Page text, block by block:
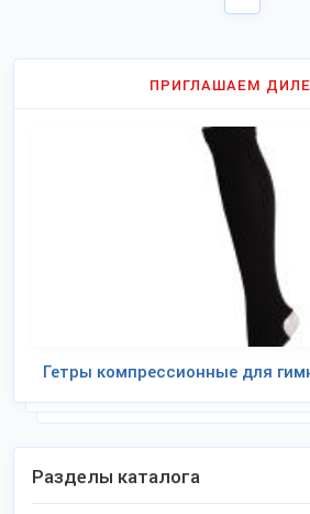
ПРИГЛАШАЕМ
Гетры компрессионные для
Разделы каталога